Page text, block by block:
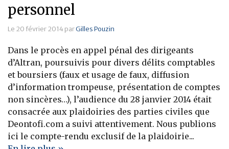
personnel
Le 20 février 2014 parGilles Pouzin
Dans le procès en appel pénal des dirigeants
d’Altran, poursuivis pour divers délits comptables
et boursiers (faux et usage de faux, diffusion
d’information trompeuse, présentation de comptes
non sincères…), l’audience du 28 janvier 2014 était
consacrée aux plaidoiries des parties civiles que
Deontofi.com a suivi attentivement. Nous publions
ici le compte-rendu exclusif de la plaidoirie...